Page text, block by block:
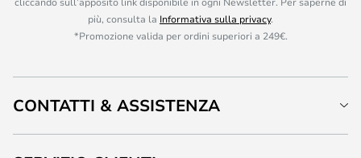
più, consulta la Informativa sulla privacy.
*Promozione valida per ordini superiori a 249€.
CONTATTI & ASSISTENZA